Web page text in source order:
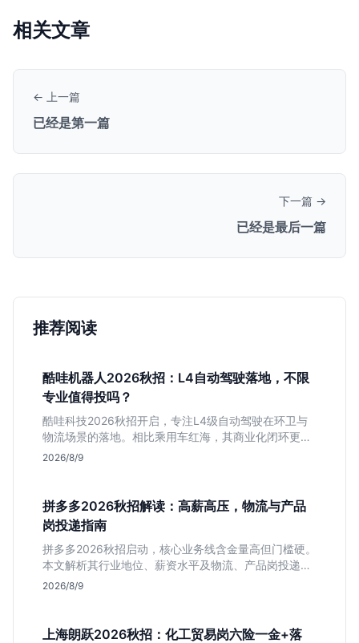
相关文章
← 上一篇
已经是第一篇
下一篇 →
已经是最后一篇
推荐阅读
酷哇机器人2026秋招：L4自动驾驶落地，不限
专业值得投吗？
酷哇科技2026秋招开启，专注L4级自动驾驶在环卫与
物流场景的落地。相比乘用车红海，其商业化闭环更清
晰，现金流相对健康。本文解读其业务模式、岗位稳定
2026/8/9
拼多多2026秋招解读：高薪高压，物流与产品
岗投递指南
拼多多2026秋招启动，核心业务线含金量高但门槛硬。
本文解析其行业地位、薪资水平及物流、产品岗投递策
略，助你判断是否适合这种高强度职业起步。
2026/8/9
上海朗跃2026秋招：化工贸易岗六险一金+落